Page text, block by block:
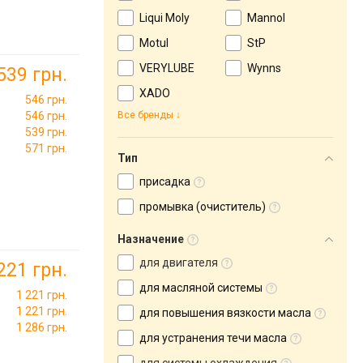
грн.
546 грн.
546 грн.
539 грн.
571 грн.
грн.
1 221 грн.
1 221 грн.
1 286 грн.
Liqui Moly
Mannol
Motul
StP
VERYLUBE
Wynns
XADO
Все бренды
Тип
присадка
промывка (очиститель)
Назначение
для двигателя
для масляной системы
для повышения вязкости масла
для устранения течи масла